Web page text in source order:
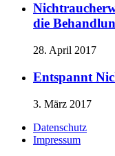
die
28. April 2017
Entspannt
3. März 2017
Datenschutz
Impressum